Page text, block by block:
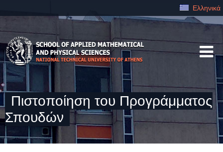
Ελληνικά
Πιστοποίηση του Προγράμματος
Σπουδών